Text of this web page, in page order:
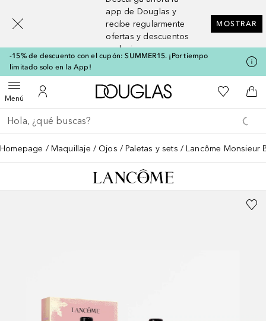
app de Douglas y
recibe regularmente
ofertas y descuentos
exclusivos
MOSTRAR
-15% de descuento con el cupón: SUMMER15. ¡Por tiempo
limitado solo en la App!
MenúAbrir menúMi cuenta
A Douglas HomeMi lista de
A
Regresar
Ejecutar búsqueda
Homepage Maquillaje Ojos Paletas y sets Lancôme Monsieur
[navigation.slideout.screenreader]